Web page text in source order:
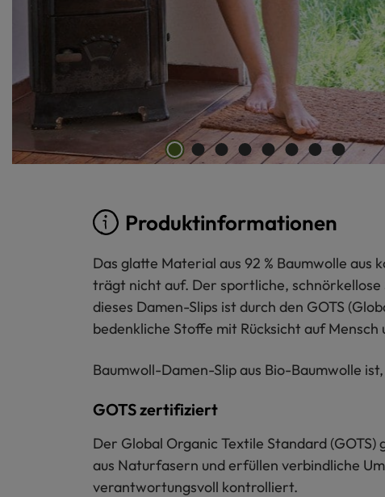
Produktinformationen
Das glatte Material aus 92 % Baumwolle
trägt nicht auf. Der sportliche, schnörkellose
dieses Damen-Slips ist durch den GOTS
bedenkliche Stoffe mit Rücksicht auf
Baumwoll-Damen-Slip aus Bio-Baumwolle
GOTS zertifiziert
Der Global Organic Textile Standard
aus Naturfasern und erfüllen verbindliche
verantwortungsvoll kontrolliert.